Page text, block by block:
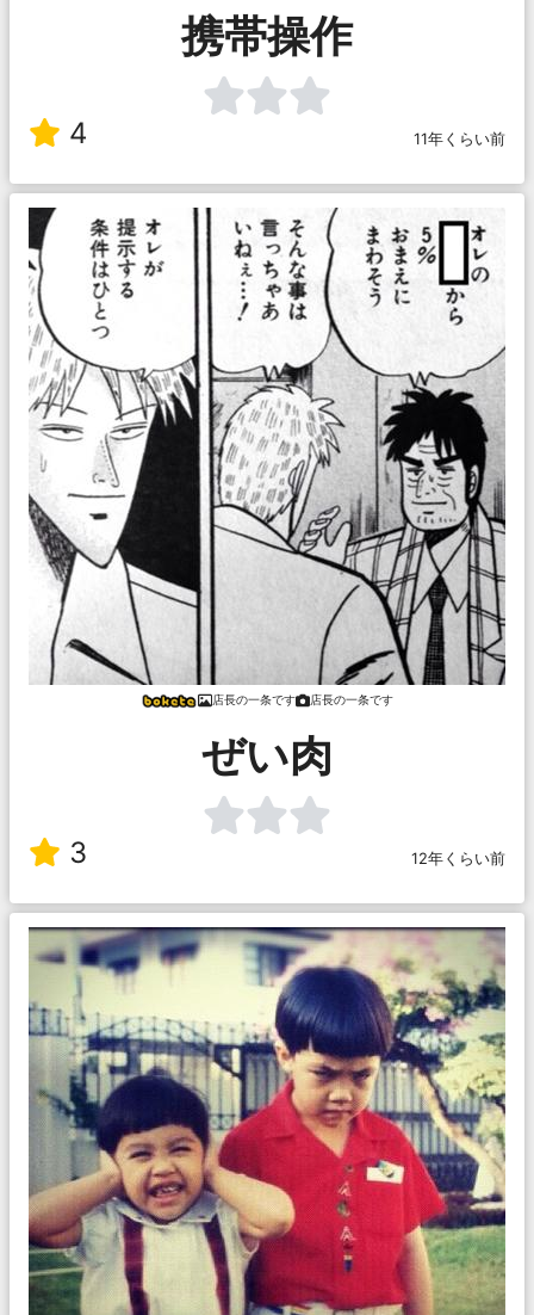
携帯操作
4 11年くらい前
店長の一条です 店長の一条です
ぜい肉
3 12年くらい前